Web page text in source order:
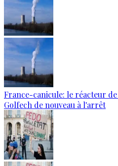
France-canicule: le réacteur
Golfech de nouveau à l'arrêt